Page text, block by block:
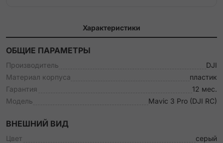
Характеристики
ОБЩИЕ ПАРАМЕТРЫ
Производитель
DJI
Материал корпуса
пластик
Гарантия
12 мес.
Модель
Mavic 3 Pro (DJI RC)
ВНЕШНИЙ ВИД
Цвет серый